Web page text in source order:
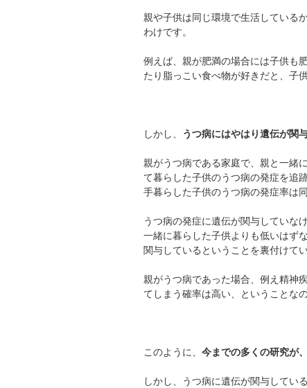
親や子供は同じ環境で生活している
わけです。
例えば、親が肥満の場合には子供も
たり脂っこい食べ物が好きだと、子
しかし、 うつ病にはやはり遺伝が関
親がうつ病である家庭で、親と一緒
て暮らした子供のうつ病の発症を追
手暮らした子供のうつ病の発症率は
うつ病の発症に遺伝が関与していな
一緒に暮らした子供よりも低いはず
関与しているということを裏付けてい
親がうつ病であった場合、例え精神
てしまう確率は高い、ということなの
このように、 今までの多くの研究が
しかし、うつ病に遺伝が関与してい